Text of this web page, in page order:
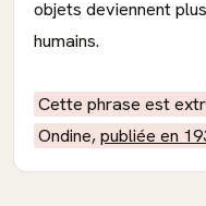
objets deviennent
humains.
Cette phrase est
Ondine,publiée en